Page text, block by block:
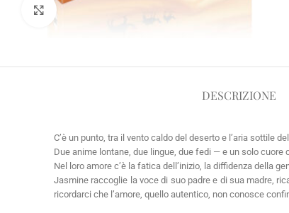
DESCRIZIONE
C’è un punto, tra il vento caldo del deserto e l’aria sottile
Due anime lontane, due lingue, due fedi — e un solo cuore
Nel loro amore c’è la fatica dell’inizio, la diffidenza della
Jasmine raccoglie la voce di suo padre e di sua madre,
ricordarci che l’amore, quello autentico, non conosce